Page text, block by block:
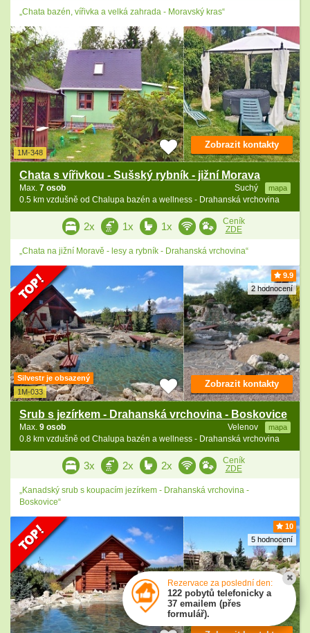
„Chata bazén, vířivka a velká zahrada - Moravský kras“
1M-348
Chata s vířivkou - Sušský rybník - jižní Morava
Suchý mapa
Max. 7 osob
0.5 km vzdušně od Chalupa bazén a wellness - Drahanská vrchovina
Zobrazit kontakty
2x 1x 1x
Ceník
ZDE
„Chata na jižní Moravě - lesy a rybník - Drahanská vrchovina“
9.9
2 hodnocení
Silvestr je obsazený
1M-033
Srub s jezírkem - Drahanská vrchovina - Boskovice
Velenov mapa
Max. 9 osob
0.8 km vzdušně od Chalupa bazén a wellness - Drahanská vrchovina
Zobrazit kontakty
3x 2x 2x
Ceník
ZDE
„Kanadský srub s koupacím jezírkem - Drahanská vrchovina -
Boskovice“
10
5 hodnocení
Rezervace za poslední den:
122 pobytů telefonicky a
37 emailem (přes
formulář).